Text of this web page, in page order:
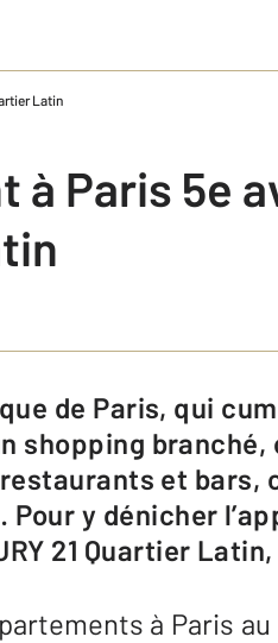
Latin
à Paris 5e
shopping branché,
et bars,
y dénicher
21 Quartier Latin,
à Paris au